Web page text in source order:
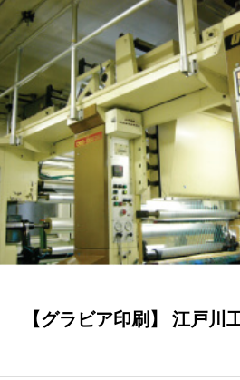
【グラビア印刷】 江戸川